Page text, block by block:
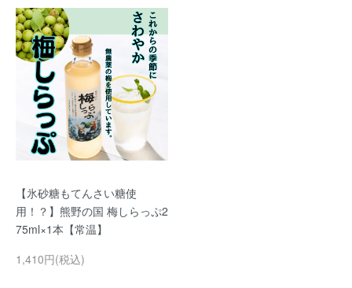
【氷砂糖もてんさい糖使
用！？】熊野の国 梅しらっぷ2
75ml×1本【常温】
1,410円(税込)